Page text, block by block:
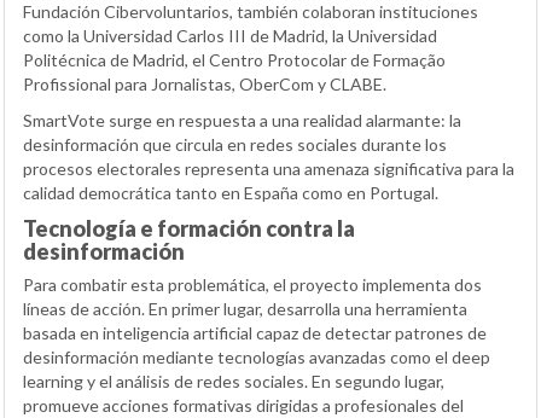
Fundación Cibervoluntarios, también colaboran instituciones
como la Universidad Carlos III de Madrid, la Universidad
Politécnica de Madrid, el Centro Protocolar de Formação
Profissional para Jornalistas, OberCom y CLABE.
SmartVote surge en respuesta a una realidad alarmante: la
desinformación que circula en redes sociales durante los
procesos electorales representa una amenaza significativa para la
calidad democrática tanto en España como en Portugal.
Tecnología e formación contra la
desinformación
Para combatir esta problemática, el proyecto implementa dos
líneas de acción. En primer lugar, desarrolla una herramienta
basada en inteligencia artificial capaz de detectar patrones de
desinformación mediante tecnologías avanzadas como el deep
learning y el análisis de redes sociales. En segundo lugar,
promueve acciones formativas dirigidas a profesionales del